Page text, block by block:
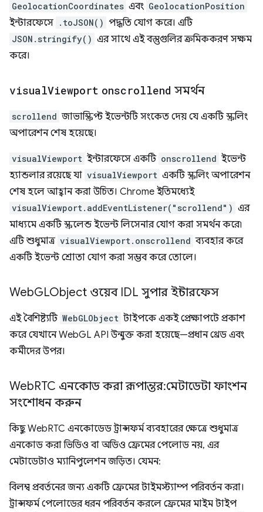
GeolocationCoordinates এবং GeolocationPosition
ইন্টারফেসে .toJSON() পদ্ধতি যোগ করে। এটি
JSON.stringify() এর সাথে এই বস্তুগুলির ক্রমিককরণ সক্ষম
করে।
visualViewport onscrollend সমর্থন
scrollend জাভাস্ক্রিপ্ট ইভেন্টটি সংকেত দেয় যে একটি স্ক্রলিং
অপারেশন শেষ হয়েছে।
visualViewport ইন্টারফেসে একটি onscrollend ইভেন্ট
হ্যান্ডলার রয়েছে যা visualViewport একটি স্ক্রলিং অপারেশন
শেষ হলে আহ্বান করা উচিত। Chrome ইতিমধ্যেই
visualViewport.addEventListener("scrollend") এর
মাধ্যমে একটি স্ক্রলেন্ড ইভেন্ট লিসেনার যোগ করা সমর্থন করে৷
এটি শুধুমাত্র visualViewport.onscrollend ব্যবহার করে
একটি ইভেন্ট শ্রোতা যোগ করা সম্ভব করে তোলে।
WebGLObject ওয়েব IDL সুপার ইন্টারফেস
এই বৈশিষ্ট্যটি WebGLObject টাইপকে একই প্রেক্ষাপটে প্রকাশ
করে যেখানে WebGL API উন্মুক্ত করা হয়েছে—প্রধান থ্রেড এবং
কর্মীদের উপর।
WebRTC এনকোড করা রূপান্তর: মেটাডেটা ফাংশন
সংশোধন করুন
কিছু WebRTC এনকোডেড ট্রান্সফর্ম ব্যবহারের ক্ষেত্রে শুধুমাত্র
এনকোড করা ভিডিও বা অডিও ফ্রেমের পেলোড নয়, এর
মেটাডেটাও ম্যানিপুলেশন জড়িত। যেমন:
বিলম্ব প্রবর্তনের জন্য একটি ফ্রেমের টাইমস্ট্যাম্প পরিবর্তন করা।
ট্রান্সফর্ম পেলোডের ধরন পরিবর্তন করলে ফ্রেমের মাইম টাইপ